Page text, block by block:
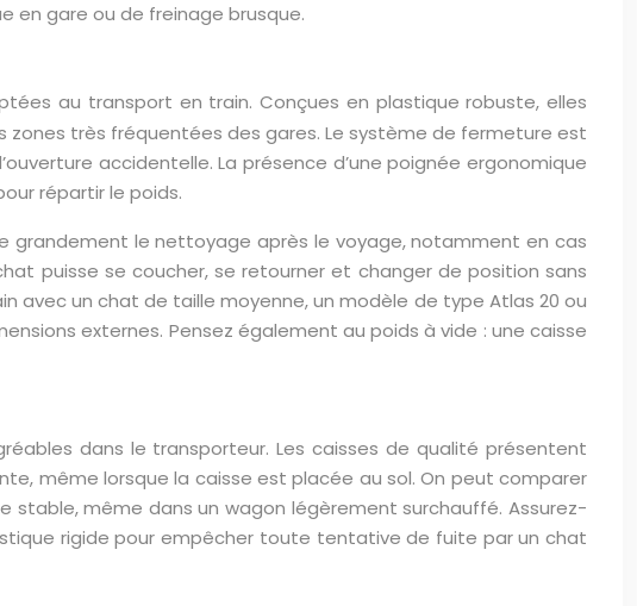
en gare ou de freinage brusque.
au transport en train. Conçues en plastique robuste, elles
très fréquentées des gares. Le système de fermeture est
accidentelle. La présence d’une poignée ergonomique
répartir le poids.
grandement le nettoyage après le voyage, notamment en cas
puisse se coucher, se retourner et changer de position sans
avec un chat de taille moyenne, un modèle de type Atlas 20 ou
externes. Pensez également au poids à vide : une caisse
dans le transporteur. Les caisses de qualité présentent
même lorsque la caisse est placée au sol. On peut comparer
même dans un wagon légèrement surchauffé. Assurez-
rigide pour empêcher toute tentative de fuite par un chat